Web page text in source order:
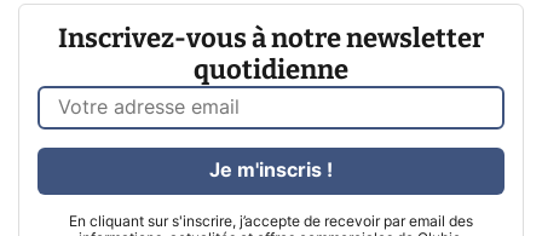
Inscrivez-vous à notre newsletter
quotidienne
En cliquant sur s'inscrire, j’accepte de recevoir par email des
Je m'inscris !